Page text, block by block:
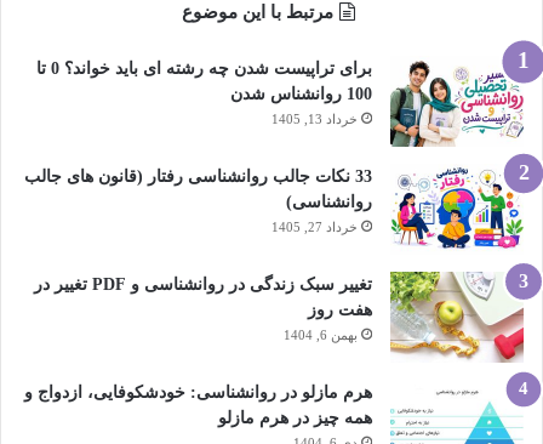
مرتبط با این موضوع
برای تراپیست شدن چه رشته ای باید خواند؟ 0 تا
100 روانشناس شدن
خرداد 13, 1405
33 نکات جالب روانشناسی رفتار (قانون های جالب
روانشناسی)
خرداد 27, 1405
تغییر سبک زندگی در روانشناسی و PDF تغییر در
هفت روز
بهمن 6, 1404
هرم مازلو در روانشناسی: خودشکوفایی، ازدواج و
همه چیز در هرم مازلو